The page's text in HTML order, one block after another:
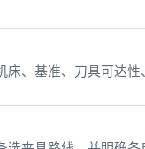
床、基准、刀具可达性